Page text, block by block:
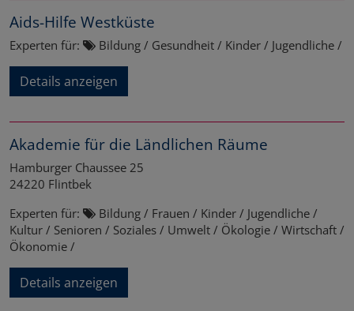
Aids-Hilfe Westküste
Experten für: Bildung / Gesundheit / Kinder / Jugendliche /
Details anzeigen
Akademie für die Ländlichen Räume
Hamburger Chaussee 25
24220 Flintbek
Experten für:
Bildung / Frauen / Kinder / Jugendliche /
Kultur / Senioren / Soziales / Umwelt / Ökologie / Wirtschaft /
Ökonomie /
Details anzeigen